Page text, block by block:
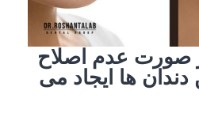
صورت عدم اصلاح
ها ایجاد می